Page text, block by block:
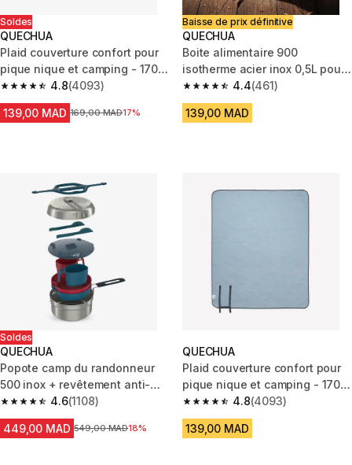
Soldes
QUECHUA
Plaid couverture confort pour
pique nique et camping - 170 x
140 cm
4.8
4.8 out of 5 stars from 4093 reviews
(4093)
139,00 MAD Prix avant la réduction
169,00 MAD17%
Baisse de prix définitive
QUECHUA
Boite alimentaire 900
isotherme acier inox 0,5L pour
le camping, randonnée/trek
4.4
4.4 out of 5 stars from 461
(461)
139,00 MAD
Soldes
QUECHUA
Popote camp du randonneur
500 inox + revêtement anti-
adhésif 2 personnes 2,1l
4.6
4.6 out of 5 stars from 1108 reviews
(1108)
449,00 MAD Prix avant la réduction
549,00 MAD18%
QUECHUA
Plaid couverture confort pour
pique nique et camping - 170 x
140 cm
4.8
4.8 out of 5 stars from 4093
(4093)
139,00 MAD